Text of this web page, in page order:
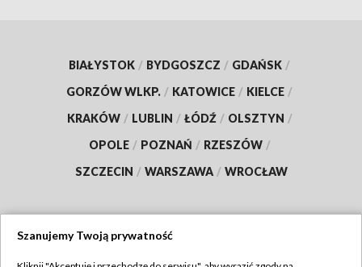
BIAŁYSTOK / BYDGOSZCZ / GDAŃSK /
GORZÓW WLKP. / KATOWICE / KIELCE /
KRAKÓW / LUBLIN / ŁÓDŹ / OLSZTYN /
OPOLE / POZNAŃ / RZESZÓW /
SZCZECIN / WARSZAWA / WROCŁAW
Szanujemy Twoją prywatność